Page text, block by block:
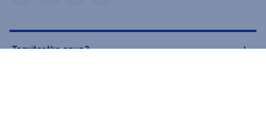
Tarvitsetko apua?